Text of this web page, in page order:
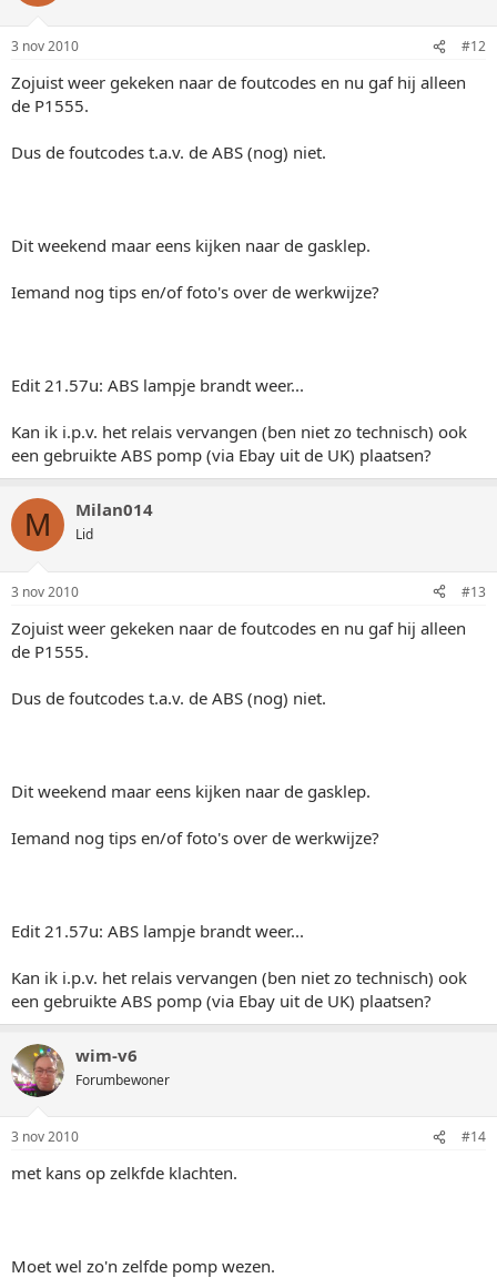
3 nov 2010 #12
Zojuist weer gekeken naar de foutcodes en nu gaf hij alleen
de P1555.
Dus de foutcodes t.a.v. de ABS (nog) niet.
Dit weekend maar eens kijken naar de gasklep.
Iemand nog tips en/of foto's over de werkwijze?
Edit 21.57u: ABS lampje brandt weer...
Kan ik i.p.v. het relais vervangen (ben niet zo technisch) ook
een gebruikte ABS pomp (via Ebay uit de UK) plaatsen?
M Milan014
Lid
3 nov 2010 #13
Zojuist weer gekeken naar de foutcodes en nu gaf hij alleen
de P1555.
Dus de foutcodes t.a.v. de ABS (nog) niet.
Dit weekend maar eens kijken naar de gasklep.
Iemand nog tips en/of foto's over de werkwijze?
Edit 21.57u: ABS lampje brandt weer...
Kan ik i.p.v. het relais vervangen (ben niet zo technisch) ook
een gebruikte ABS pomp (via Ebay uit de UK) plaatsen?
wim-v6
Forumbewoner
3 nov 2010 #14
met kans op zelkfde klachten.
Moet wel zo'n zelfde pomp wezen.